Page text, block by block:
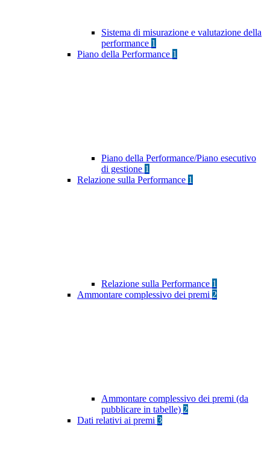
Sistema di misurazione e valutazione della
performance 1
Piano della Performance 1
Piano della Performance/Piano esecutivo
di gestione 1
Relazione sulla Performance 1
Relazione sulla Performance 1
Ammontare complessivo dei premi 2
Ammontare complessivo dei premi (da
pubblicare in tabelle) 2
Dati relativi ai premi 3